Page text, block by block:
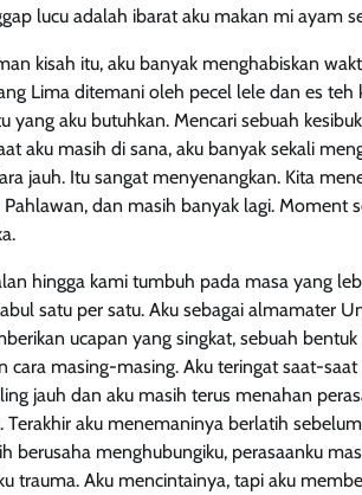
lucu adalah ibarat aku makan mi ayam
kisah itu, aku banyak menghabiskan
Lima ditemani oleh pecel lele dan es teh
yang aku butuhkan. Mencari sebuah
aku masih di sana, aku banyak sekali
jauh. Itu sangat menyenangkan. Kita
Pahlawan, dan masih banyak lagi. Moment
hingga kami tumbuh pada masa yang
satu per satu. Aku sebagai almamater
ucapan yang singkat, sebuah
cara masing-masing. Aku teringat saat-
jauh dan aku masih terus menahan
Terakhir aku menemaninya berlatih
berusaha menghubungiku, perasaanku
trauma. Aku mencintainya, tapi aku